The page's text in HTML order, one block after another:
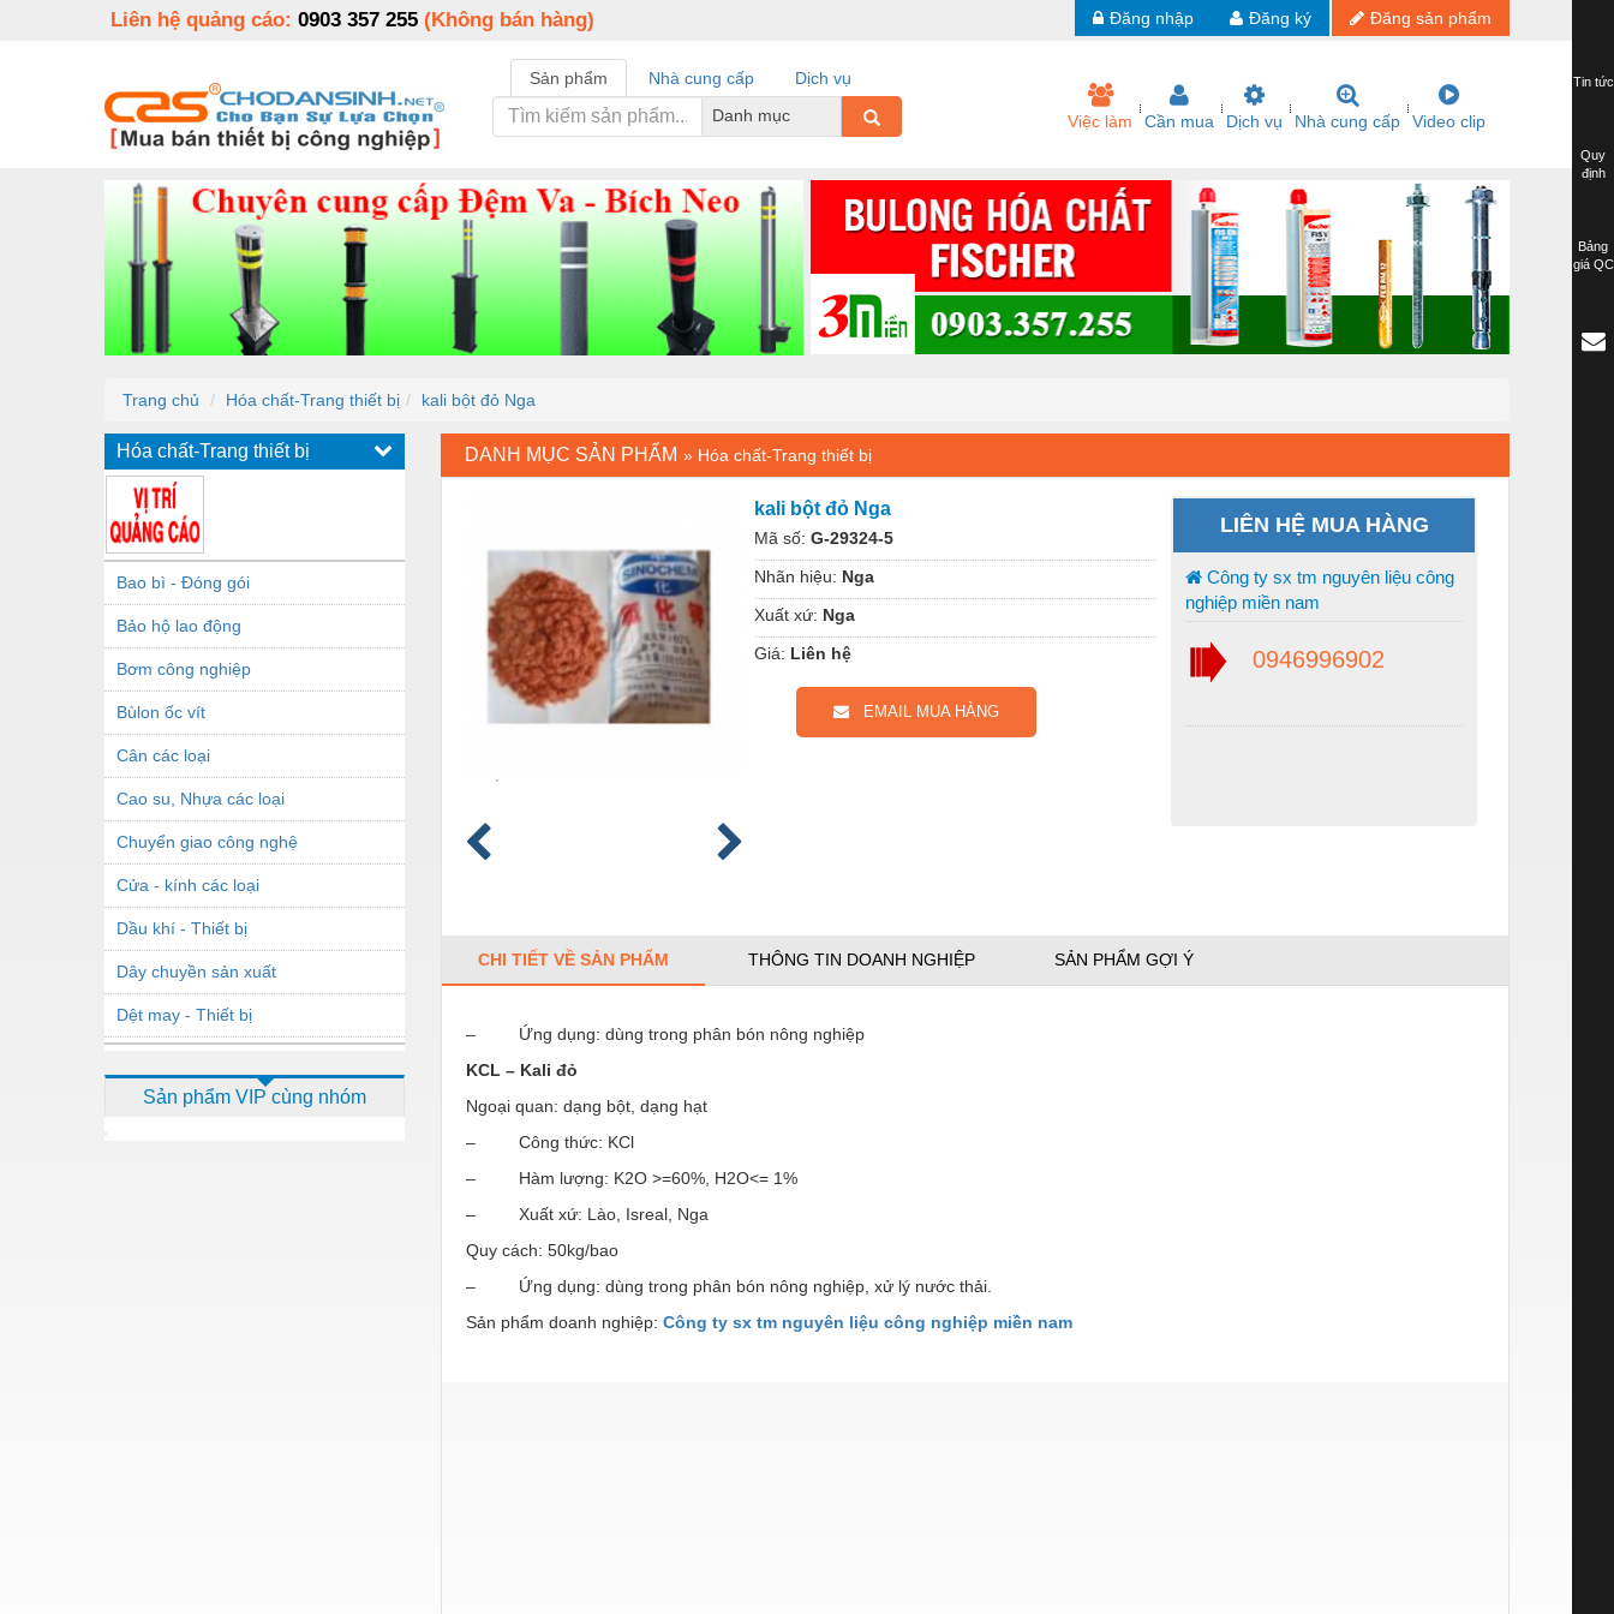
Liên hệ quảng cáo: 0903 357 255 (Không bán hàng) Đăng sản phẩm
Đăng ký
Đăng nhập
Sản phẩm Nhà cung cấp
Dịch vụ
Danh mục
Việc làm Cần mua Dịch vụ Nhà cung cấp Video clip
Trang chủ Hóa chất-Trang thiết bị kali bột đỏ Nga
Hóa chất-Trang thiết bị
Bao bì - Đóng gói
Bảo hộ lao động
Bơm công nghiệp
Bùlon ốc vít
Cân các loại
Cao su, Nhựa các loại
Chuyển giao công nghệ
Cửa - kính các loại
Dầu khí - Thiết bị
Dây chuyền sản xuất
Dệt may - Thiết bị
Dịch vụ - Thi công
Sản phẩm VIP cùng nhóm
DANH MỤC SẢN PHẨM » Hóa chất-Trang thiết bị
kali bột đỏ Nga
Mã số: G-29324-5
Nhãn hiệu: Nga
Xuất xứ: Nga
Giá: Liên hệ
EMAIL MUA HÀNG
LIÊN HỆ MUA HÀNG
Công ty sx tm nguyên liệu công
nghiệp miền nam
0946996902
CHI TIẾT VỀ SẢN PHẨM THÔNG TIN DOANH NGHIỆP SẢN PHẨM GỢI Ý
– Ứng dụng: dùng trong phân bón nông nghiệp
KCL – Kali đỏ
Ngoại quan: dạng bột, dạng hạt
– Công thức: KCl
– Hàm lượng: K2O >=60%, H2O<= 1%
– Xuất xứ: Lào, Isreal, Nga
Quy cách: 50kg/bao
– Ứng dụng: dùng trong phân bón nông nghiệp, xử lý nước thải.
Sản phẩm doanh nghiệp: Công ty sx tm nguyên liệu công nghiệp miền nam
Tin tức
Quy
định
Bảng
giá QC